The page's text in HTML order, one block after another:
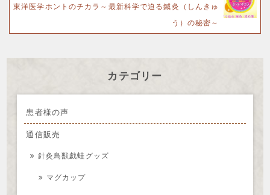
東洋医学ホントのチカラ～最新科学で迫る鍼灸（しんきゅ
う）の秘密～
カテゴリー
患者様の声
通信販売
針灸鳥獣戯蛙グッズ
マグカップ